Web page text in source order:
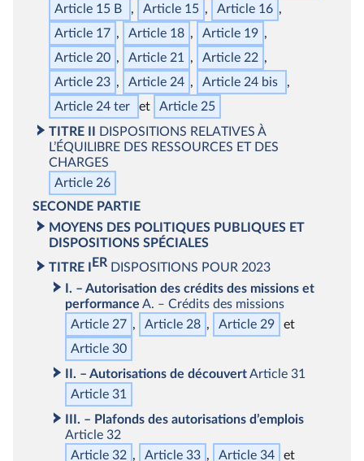
Article 15 B
Article 15
Article 16
Article 17
Article 18
Article 19
Article 20
Article 21
Article 22
Article 23
Article 24 Article 24 bis
Article 24 ter
Article 25
TITRE II
DISPOSITIONS RELATIVES À
L’ÉQUILIBRE DES RESSOURCES ET DES
CHARGES
Article 26
SECONDE PARTIE
MOYENS DES POLITIQUES PUBLIQUES ET
DISPOSITIONS SPÉCIALES
TITRE I
ER DISPOSITIONS POUR 2023
I. – Autorisation des crédits des missions et
performance A. ‒ Crédits des missions
Article 27
Article 28
Article 29
Article 30
II. – Autorisations de découvertArticle 31
Article 31
III. – Plafonds des autorisations d’emplois
Article 32
Article 32
Article 33
Article 34